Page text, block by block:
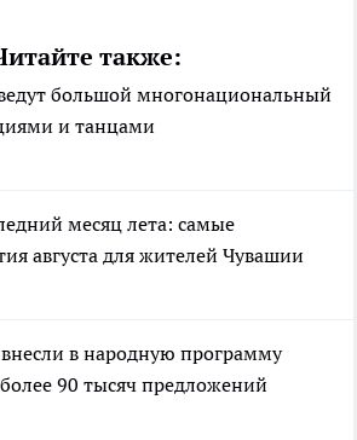
также:
большой многонациональный
и танцами
месяц лета: самые
августа для жителей Чувашии
в народную программу
90 тысяч предложений